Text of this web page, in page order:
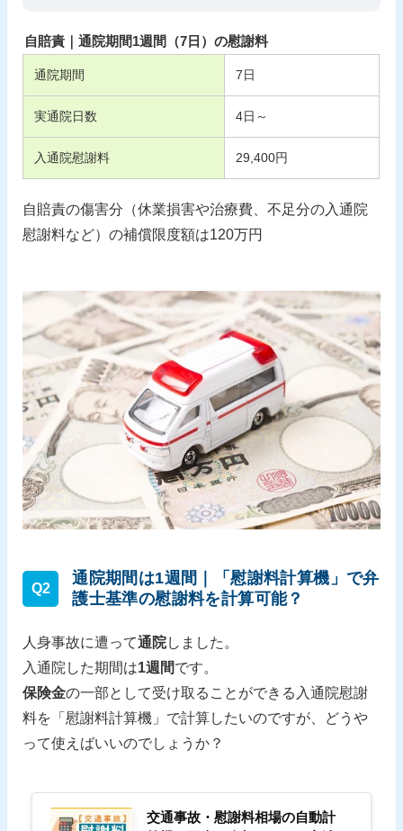
自賠責｜通院期間1週間（7日）の慰謝料
通院期間 7日
実通院日数 4日～
入通院慰謝料 29,400円
自賠責の傷害分（休業損害や治療費、不足分の入通院
慰謝料など）の補償限度額は120万円
Q2
通院期間は1週間｜「慰謝料計算機」で弁
護士基準の慰謝料を計算可能？
人身事故に遭って通院しました。
入通院した期間は1週間です。
保険金の一部として受け取ることができる入通院慰謝
料を「慰謝料計算機」で計算したいのですが、どうや
って使えばいいのでしょうか？
交通事故・慰謝料相場の自動計